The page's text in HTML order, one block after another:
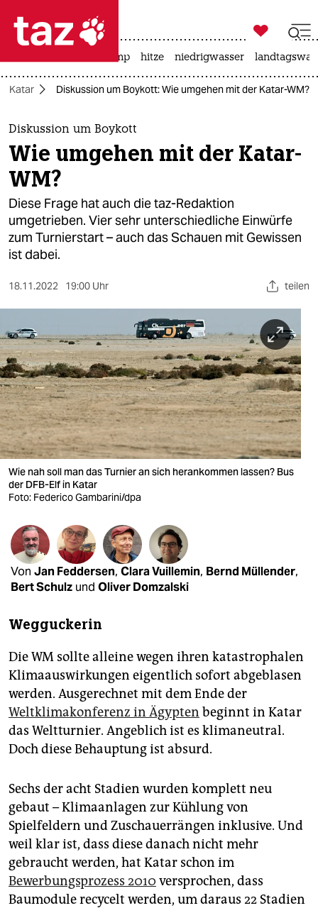
 taz zahl ich
taz zahl ich
themen
politik
öko
gesellschaft
kultur
sport
nord
wahrheit
verlag
verlag
veranstaltungen
shop
fragen & hilfe
unterstützen
abo

taz zahl ich
usa unter trump hitze niedrigwasser
Katar Diskussion um Boykott: Wie umgehen mit der Katar-WM?
Diskussion um Boykott
Wie umgehen mit der Katar-
WM?
Diese Frage hat auch die taz-Redaktion
umgetrieben. Vier sehr unterschiedliche Einwürfe
zum Turnierstart – auch das Schauen mit Gewissen
ist dabei.
18.11.2022 19:00 Uhr teilen
Wie nah soll man das Turnier an sich herankommen lassen? Bus
der DFB-Elf in Katar
Foto: Federico Gambarini/dpa
Von Jan Feddersen, Clara Vuillemin, Bernd Müllender,
Bert Schulz und Oliver Domzalski
Wegguckerin
Die WM sollte alleine wegen ihren katastrophalen
Klimaauswirkungen eigentlich sofort abgeblasen
werden. Ausgerechnet mit dem Ende der
Weltklimakonferenz in Ägypten beginnt in Katar
das Weltturnier. Angeblich ist es klimaneutral.
Doch diese Behauptung ist absurd.
Sechs der acht Stadien wurden komplett neu
gebaut – Klimaanlagen zur Kühlung von
Spielfeldern und Zuschauerrängen inklusive. Und
weil klar ist, dass diese danach nicht mehr
gebraucht werden, hat Katar schon im
Bewerbungsprozess 2010 versprochen, dass
Baumodule recycelt werden, um daraus 22 Stadien